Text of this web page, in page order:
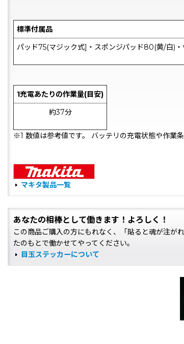
標準付属品
パッド75(マジック式]・スポンジパッド80(黄/白)
1充電あたりの作業量(目安)
約37分
※1 数値は参考値です。 バッテリの充電状態や作業条
マキタ製品一覧
あなたの相棒として働きます！よろしく！
この商品ご購入の方にもれなく、「貼ると魂が注が
たのもとで働かせてやってください。
目玉ステッカーについて